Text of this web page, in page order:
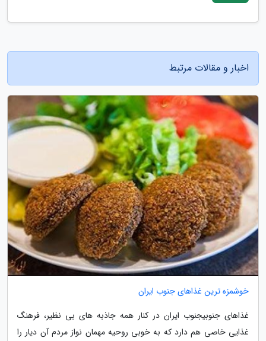
اخبار و مقالات مرتبط
خوشمزه ترین غذاهای جنوب ایران
غذاهای جنوبیجنوب ایران در کنار همه جاذبه های بی نظیر، فرهنگ
غذایی خاصی هم دارد که به خوبی روحیه مهمان نواز مردم آن دیار را